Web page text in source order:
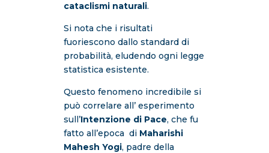
cataclismi naturali.
Si nota che i risultati
fuoriescono dallo standard di
probabilità, eludendo ogni legge
statistica esistente.
Questo fenomeno incredibile si
può correlare all’ esperimento
sull’Intenzione di Pace, che fu
fatto all’epoca di Maharishi
Mahesh Yogi, padre della